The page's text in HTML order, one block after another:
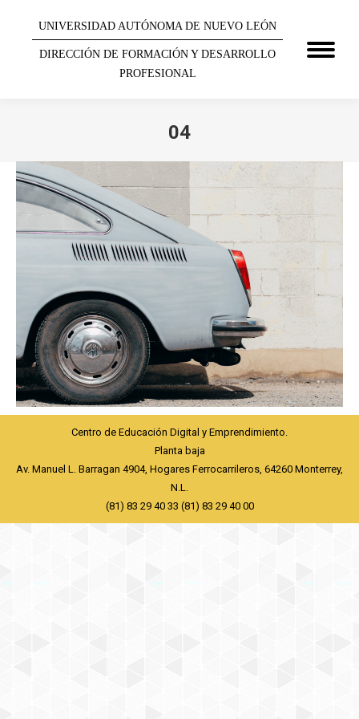
UNIVERSIDAD AUTÓNOMA DE NUEVO LEÓN
DIRECCIÓN DE FORMACIÓN Y DESARROLLO
PROFESIONAL
04
Centro de Educación Digital y Emprendimiento.
Planta baja
Av. Manuel L. Barragan 4904, Hogares Ferrocarrileros, 64260 Monterrey,
N.L.
(81) 83 29 40 33 (81) 83 29 40 00